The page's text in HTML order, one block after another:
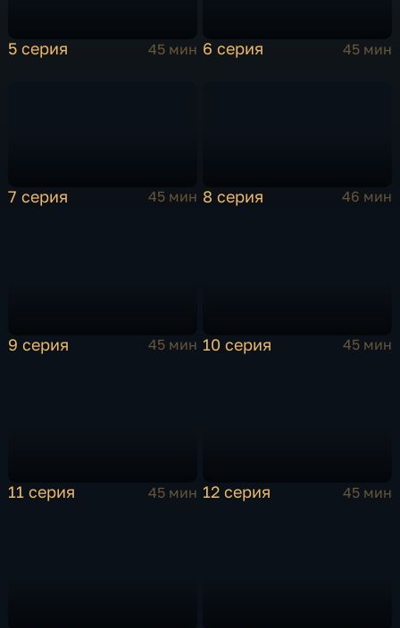
5 серия 45 мин 6 серия 45 мин
7 серия 45 мин 8 серия 46 мин
9 серия 45 мин 10 серия 45 мин
11 серия 45 мин 12 серия 45 мин